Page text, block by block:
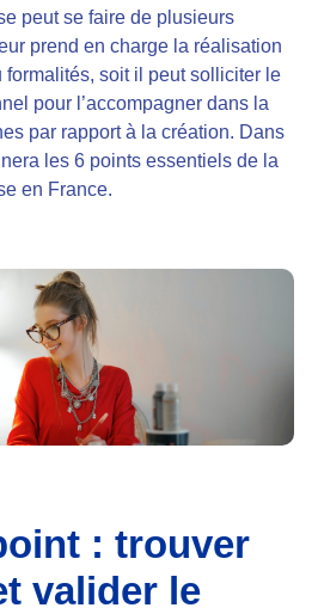
peut se faire de plusieurs
prend en charge la réalisation
formalités, soit il peut solliciter le
pour l’accompagner dans la
par rapport à la création. Dans
les 6 points essentiels de la
en France.
: trouver
valider le